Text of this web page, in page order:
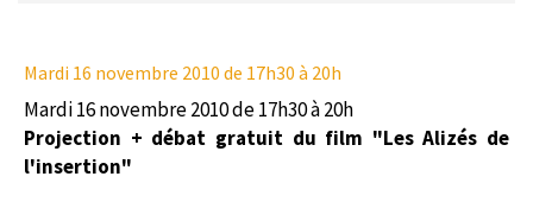
Mardi 16 novembre 2010 de 17h30 à 20h
Mardi 16 novembre 2010 de 17h30 à 20h
Projection + débat gratuit du film "Les Alizés de
l'insertion"